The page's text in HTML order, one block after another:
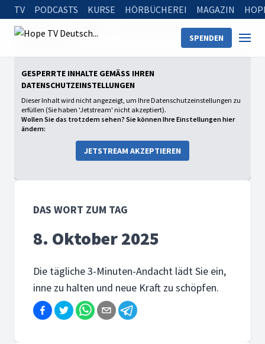
TV PODCASTS KURSE HÖRBÜCHEREI MAGAZIN
SPENDEN
Startseite
Das Wort zum Tag
8. Oktober 2025
GESPERRTE INHALTE GEMÄSS IHREN D
ATENSCHUTZEINSTELLUNGEN
Dieser Inhalt wird nicht angezeigt, um Ihre Datenschutzeinstellungen zu
erfüllen (Sie haben 'Jetstream' nicht akzeptiert).
Wollen Sie das trotzdem sehen? Sie können Ihre Einstellungen hier
ändern:
JETSTREAM AKZEPTIEREN
DAS WORT ZUM TAG
8. Oktober 2025
Die tägliche 3-Minuten-Andacht lädt Sie ein,
inne zu halten und neue Kraft zu schöpfen.